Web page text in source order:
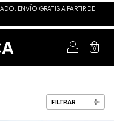
ENVÍO GRATIS A PARTIR DE
0
FILTRAR